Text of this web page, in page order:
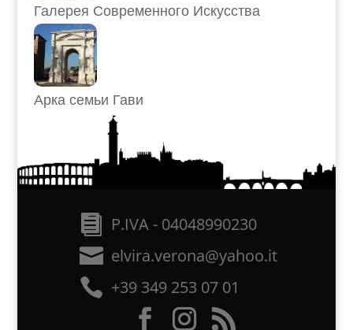
Галерея Современного Искусства
Арка семьи Гави
P.IVA - 04048990230
elvira.verona@yahoo.it
+39 349 253 07 01